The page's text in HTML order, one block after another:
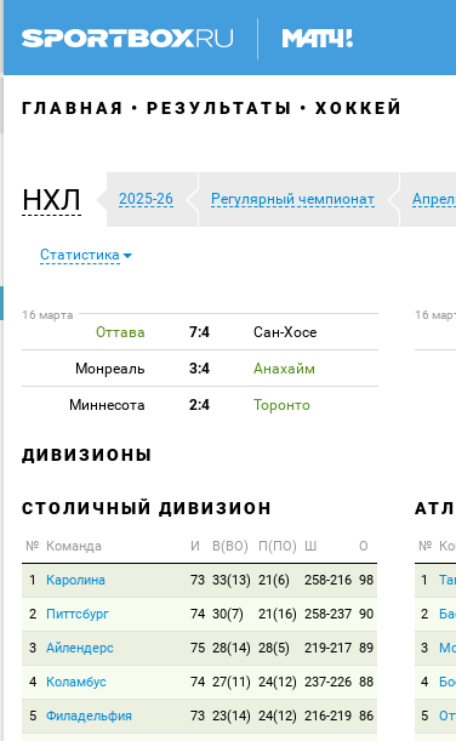
ГЛАВНАЯ РЕЗУЛЬТАТЫ ХОККЕЙ
НХЛ 2025-26 Регулярный чемпионат
Статистика
16 марта
Оттава 7:4 Сан-Хосе
Монреаль 3:4 Анахайм
Миннесота 2:4 Торонто
16
ДИВИЗИОНЫ
СТОЛИЧНЫЙ ДИВИЗИОН
№ Команда И В(ВО) П(ПО) Ш О
1 Каролина 73 33(13) 21(6) 258-216 98
2 Питтсбург 74 30(7) 21(16) 258-237 90
3 Айлендерс 75 28(14) 28(5) 219-217 89
4 Коламбус 74 27(11) 24(12) 237-226 88
5 Филадельфия 73 23(14) 24(12) 216-219 86
№
1
2
3
4
5